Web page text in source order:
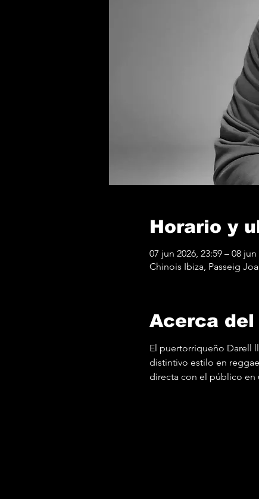
Horario y
07 jun 2026, 23:59 – 08 jun
Chinois Ibiza, Passeig
Acerca del
El puertorriqueño Darell
distintivo estilo en
directa con el público en